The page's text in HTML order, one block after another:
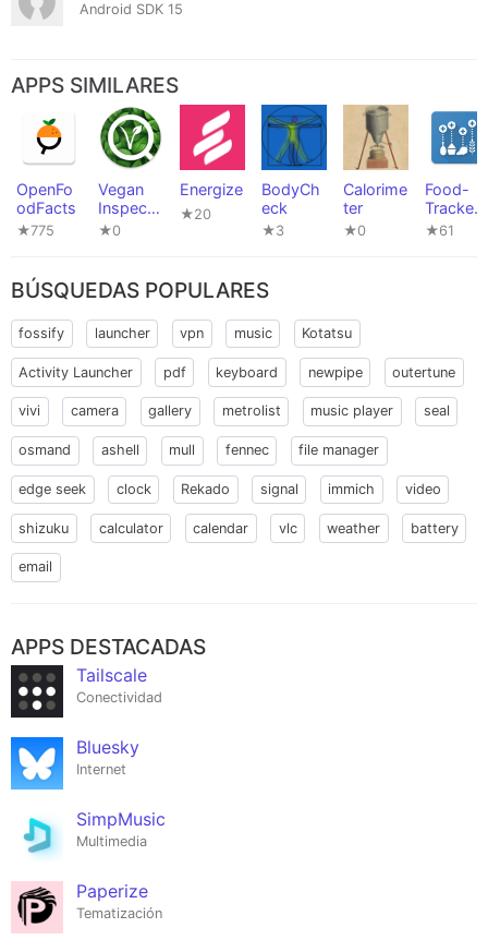
Android SDK 15
APPS SIMILARES
OpenFo
odFacts
★775
Vegan
Inspecto
r★0
Energize
★20
BodyCh
eck
★3
Calorime
ter
★0
Food-
Tracker
(PFA)
★61
BÚSQUEDAS POPULARES
fossify launcher vpn music Kotatsu
Activity Launcher pdf keyboard newpipe outertune
vivi camera gallery metrolist music player seal
osmand ashell mull fennec file manager
edge seek clock Rekado signal immich video
shizuku calculator calendar vlc weather battery
email
APPS DESTACADAS
Tailscale
Conectividad
Bluesky
Internet
SimpMusic
Multimedia
Paperize
Tematización